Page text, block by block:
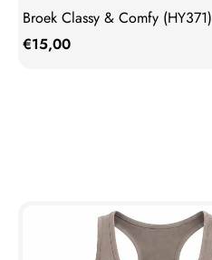
Broek Classy & Comfy (HY371)
€15,00